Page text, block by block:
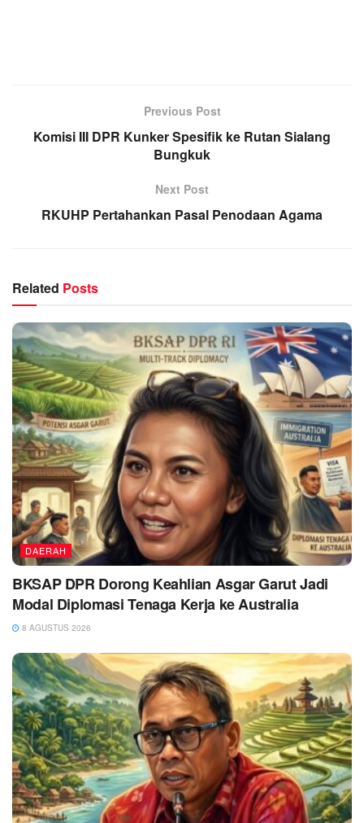
Previous Post
Komisi III DPR Kunker Spesifik ke Rutan Sialang
Bungkuk
Next Post
RKUHP Pertahankan Pasal Penodaan Agama
Related Posts
DAERAH
BKSAP DPR Dorong Keahlian Asgar Garut Jadi
Modal Diplomasi Tenaga Kerja ke Australia
8 AGUSTUS 2026